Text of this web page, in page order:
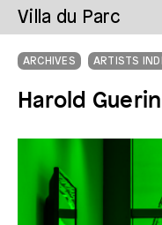
Villa du Parc
ARCHIVES ARTISTS
Harold Guerin